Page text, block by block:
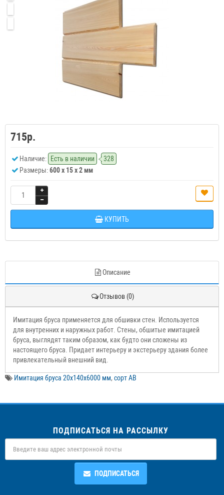
715р.
Наличие: Есть в наличии
328
Размеры:600 x 15 x 2 мм
КУПИТЬ
Описание
Отзывов (0)
Имитация бруса применяется для обшивки стен. Используется
для внутренних и наружных работ. Стены, обшитые имитацией
бруса, выглядят таким образом, как будто они сложены из
настоящего бруса. Придает интерьеру и экстерьеру здания более
привлекательный внешний вид.
Имитация бруса 20х140х6000 мм, сорт АВ
ПОДПИСАТЬСЯ НА РАССЫЛКУ
ПОДПИСАТЬСЯ